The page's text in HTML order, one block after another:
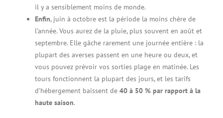
il y a sensiblement moins de monde.
Enfin, juin à octobre est la période la moins chère de
l’année. Vous aurez de la pluie, plus souvent en août et
septembre. Elle gâche rarement une journée entière : la
plupart des averses passent en une heure ou deux, et
vous pouvez prévoir vos sorties plage en matinée. Les
tours fonctionnent la plupart des jours, et les tarifs
d’hébergement baissent de 40 à 50 % par rapport à la
haute saison.